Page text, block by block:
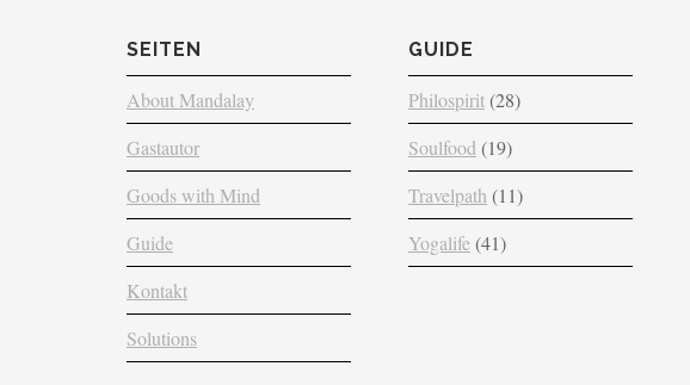
SEITEN
About Mandalay
Gastautor
Goods with Mind
Guide
Kontakt
Solutions
GUIDE
Philospirit(28)
Soulfood (19)
Travelpath (11)
Yogalife(41)